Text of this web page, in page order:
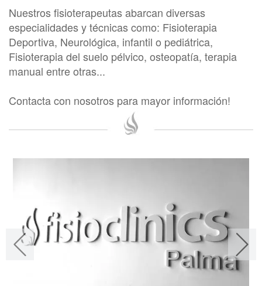
Nuestros fisioterapeutas abarcan diversas
especialidades y técnicas como: Fisioterapia
Deportiva, Neurológica, infantil o pediátrica,
Fisioterapia del suelo pélvico, osteopatía, terapia
manual entre otras...
Contacta con nosotros para mayor información!